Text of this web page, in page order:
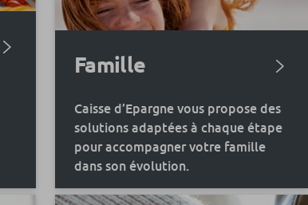
Famille
Caisse d’Epargne vous propose des
solutions adaptées à chaque étape
pour accompagner votre famille
dans son évolution.